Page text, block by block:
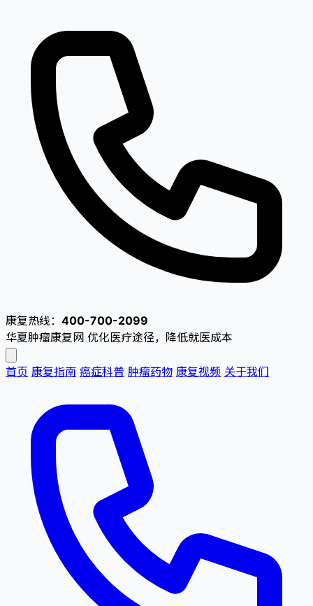
康复热线： 400-700-2099
华夏肿瘤康复网 优化医疗途径，降低就医成本
首页 康复指南 癌症科普 肿瘤药物 康复视频 关于我们